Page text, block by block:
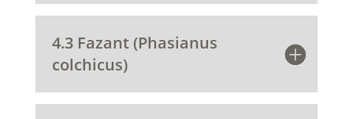
4.3 Fazant (Phasianus
colchicus)